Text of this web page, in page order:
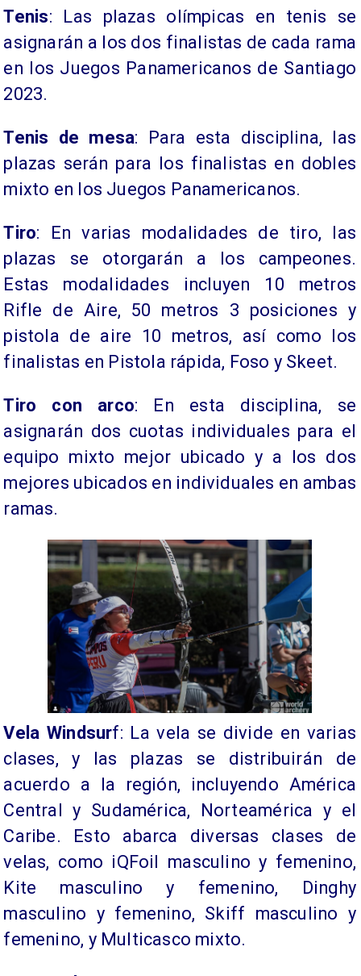
Tenis: Las plazas olímpicas en tenis se
asignarán a los dos finalistas de cada rama
en los Juegos Panamericanos de Santiago
2023.
Tenis de mesa: Para esta disciplina, las
plazas serán para los finalistas en dobles
mixto en los Juegos Panamericanos.
Tiro: En varias modalidades de tiro, las
plazas se otorgarán a los campeones.
Estas modalidades incluyen 10 metros
Rifle de Aire, 50 metros 3 posiciones y
pistola de aire 10 metros, así como los
finalistas en Pistola rápida, Foso y Skeet.
Tiro con arco: En esta disciplina, se
asignarán dos cuotas individuales para el
equipo mixto mejor ubicado y a los dos
mejores ubicados en individuales en ambas
ramas.
Vela Windsurf: La vela se divide en varias
clases, y las plazas se distribuirán de
acuerdo a la región, incluyendo América
Central y Sudamérica, Norteamérica y el
Caribe. Esto abarca diversas clases de
velas, como iQFoil masculino y femenino,
Kite masculino y femenino, Dinghy
masculino y femenino, Skiff masculino y
femenino, y Multicasco mixto.